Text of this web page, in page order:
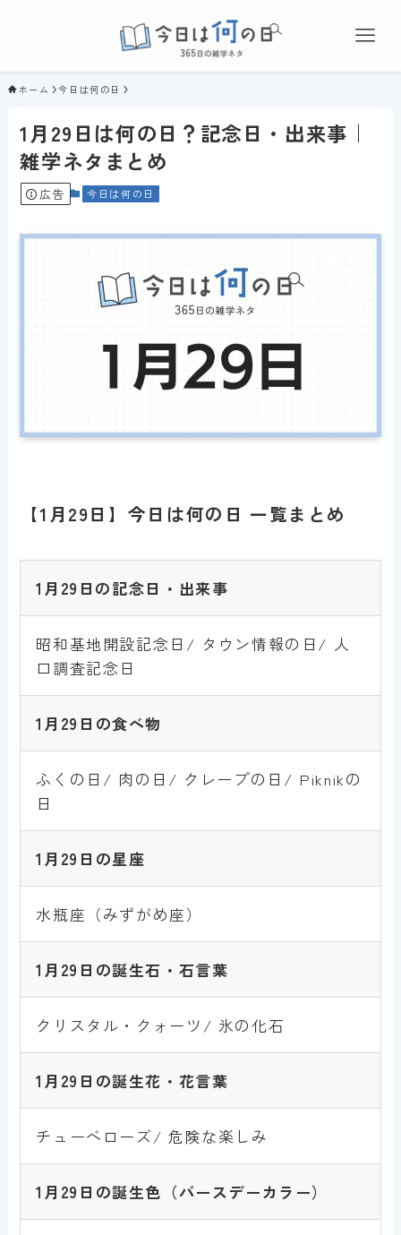
ホーム 今日は何の日
1月29日は何の日？記念日・出来事｜
雑学ネタまとめ
広告 今日は何の日
【1月29日】今日は何の日 一覧まとめ
1月29日の記念日・出来事
昭和基地開設記念日/ タウン情報の日/ 人
口調査記念日
1月 29 日の食べ物
ふくの日/ 肉の日/ クレープの日/ Piknikの
日
1月 29 日の星座
水瓶座（みずがめ座）
1月 29 日の誕生石・石言葉
クリスタル・クォーツ/ 氷の化石
1月 29 日の誕生花・花言葉
チューベローズ/ 危険な楽しみ
1月 29 日の誕生色 （バースデーカラー）